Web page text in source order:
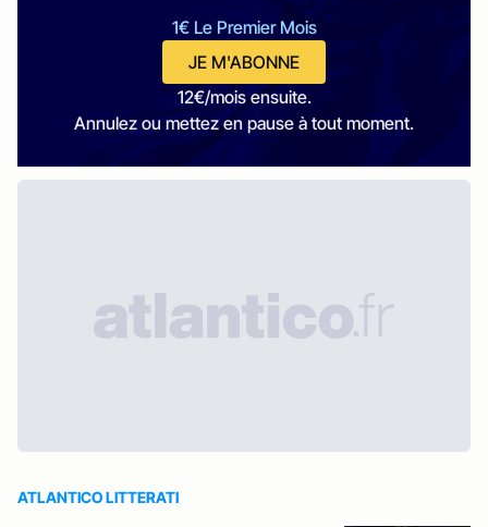
1€ Le Premier Mois
JE M'ABONNE
12€/mois ensuite.
Annulez ou mettez en pause à tout moment.
ATLANTICO LITTERATI